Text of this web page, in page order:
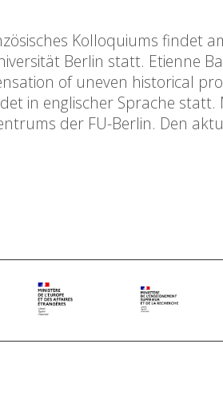
Kolloquiums findet
Berlin statt. Etienne
of uneven historical
in englischer Sprache
der FU-Berlin. Den